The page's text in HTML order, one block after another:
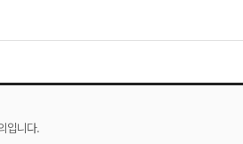
입니다.